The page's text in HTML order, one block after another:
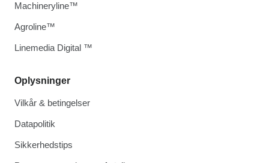
Oplysninger
Vilkår & betingelser
Datapolitik
Sikkerhedstips
Machineryline™
Agroline™
Linemedia Digital ™